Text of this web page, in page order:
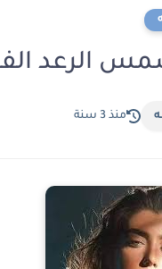
الفصل الرابع
منذ 3 سنة